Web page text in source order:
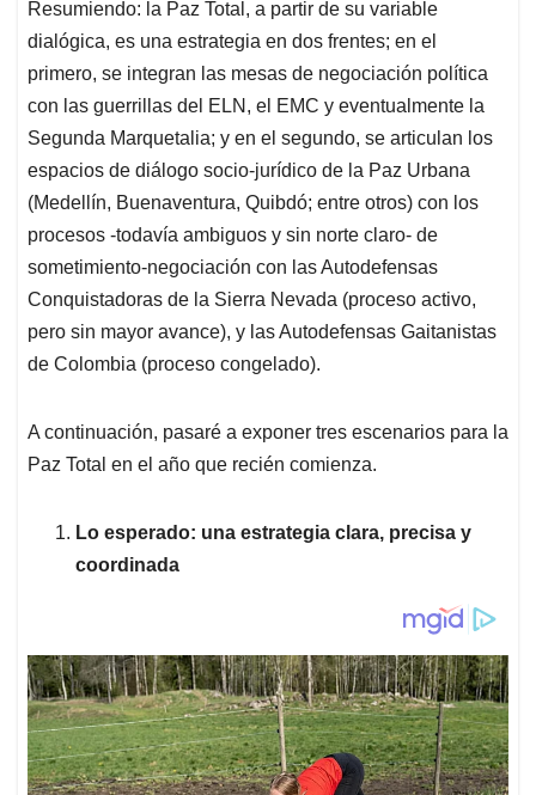
Resumiendo: la Paz Total, a partir de su variable
dialógica, es una estrategia en dos frentes; en el
primero, se integran las mesas de negociación política
con las guerrillas del ELN, el EMC y eventualmente la
Segunda Marquetalia; y en el segundo, se articulan los
espacios de diálogo socio-jurídico de la Paz Urbana
(Medellín, Buenaventura, Quibdó; entre otros) con los
procesos -todavía ambiguos y sin norte claro- de
sometimiento-negociación con las Autodefensas
Conquistadoras de la Sierra Nevada (proceso activo,
pero sin mayor avance), y las Autodefensas Gaitanistas
de Colombia (proceso congelado).
A continuación, pasaré a exponer tres escenarios para la
Paz Total en el año que recién comienza.
Lo esperado: una estrategia clara, precisa y
coordinada